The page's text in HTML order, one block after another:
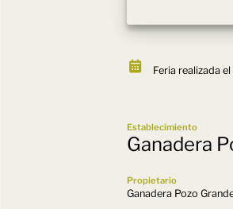
Feria realizada
Establecimiento
Ganadera
Propietario
Ganadera Pozo